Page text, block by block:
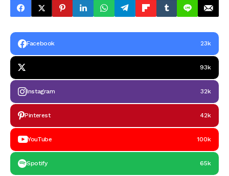
Facebook 23k
93k
Instagram 32k
Pinterest 42k
YouTube 100k
Spotify 65k